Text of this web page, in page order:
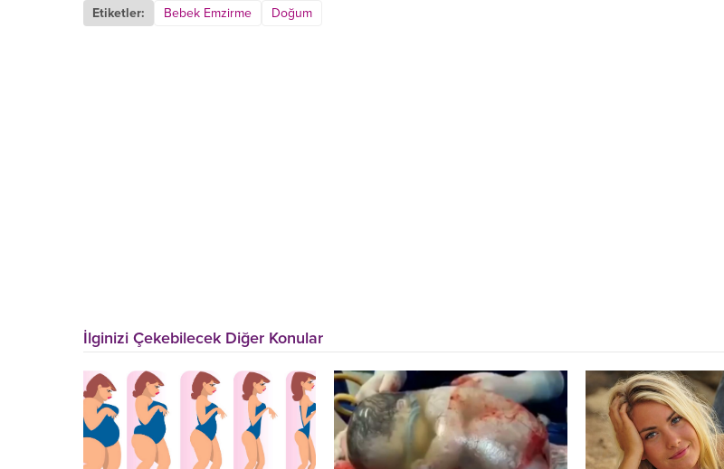
Etiketler: Bebek Emzirme Doğum
İlginizi Çekebilecek Diğer Konular